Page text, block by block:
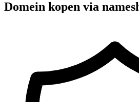
Domein kopen via